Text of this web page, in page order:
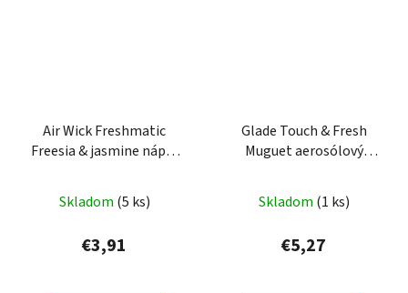
Air Wick Freshmatic
Freesia & jasmine náplň
Skladom (5 ks)
€3,91
Glade Touch & Fresh
Muguet aerosólový
3kx10mls
Skladom (1 ks)
€5,27